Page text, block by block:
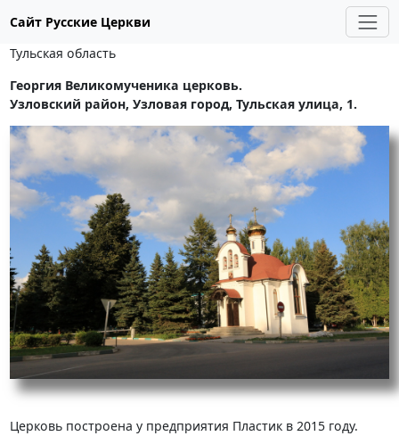
Сайт Русские Церкви
Тульская область
Георгия Великомученика церковь.
Узловский район, Узловая город, Тульская улица, 1.
Церковь построена у предприятия Пластик в 2015 году.